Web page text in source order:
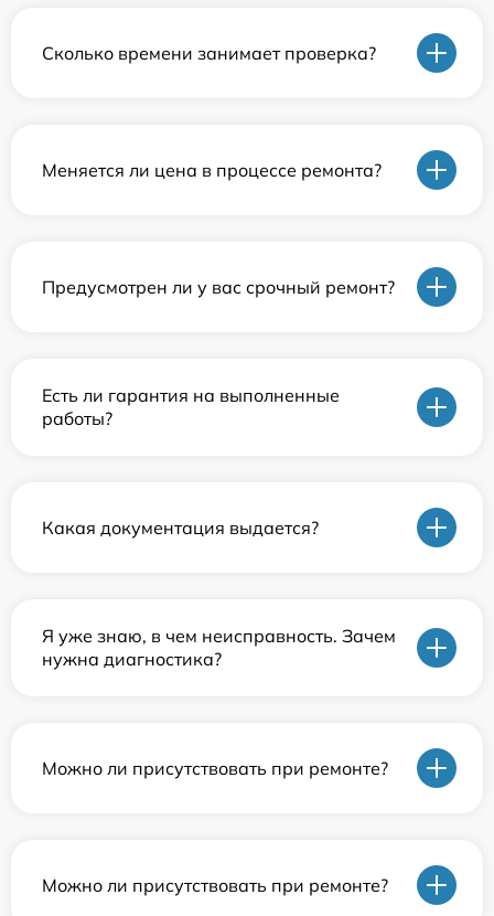
Сколько времени занимает проверка?
Меняется ли цена в процессе ремонта?
Предусмотрен ли у вас срочный ремонт?
Есть ли гарантия на выполненные
работы?
Какая документация выдается?
Я уже знаю, в чем неисправность. Зачем
нужна диагностика?
Можно ли присутствовать при ремонте?
Можно ли присутствовать при ремонте?